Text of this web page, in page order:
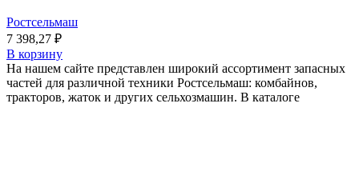
Ростсельмаш
7 398,27 ₽
В корзину
На нашем сайте представлен широкий ассортимент запасных
частей для различной техники Ростсельмаш: комбайнов,
тракторов, жаток и других сельхозмашин. В каталоге